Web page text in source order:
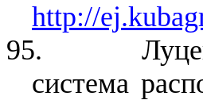
http://
95.
система